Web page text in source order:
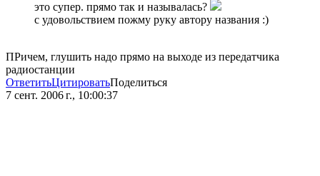
это супер. прямо так и называлась?
с удовольствием пожму руку автору названия :)
ПРичем, глушить надо прямо на выходе из передатчика
радиостанции
ОтветитьЦитироватьПоделиться
7 сент. 2006 г., 10:00:37